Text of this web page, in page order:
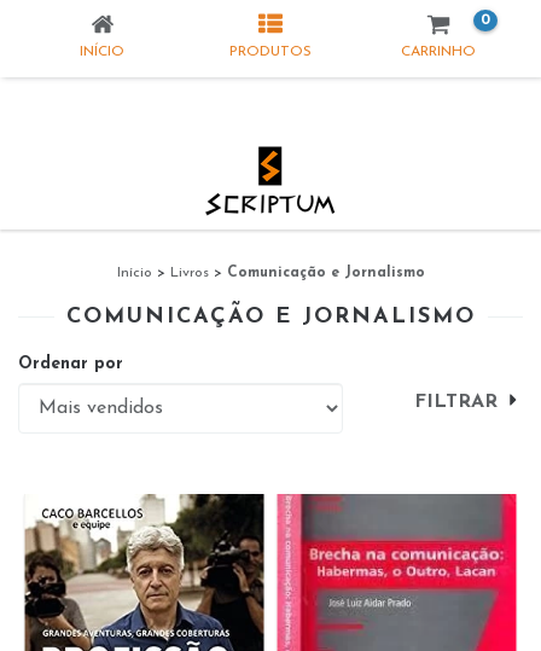
INÍCIO PRODUTOS CARRINHO
0
Início > Livros > Comunicação e Jornalismo
COMUNICAÇÃO E JORNALISMO
Ordenar por
FILTRAR